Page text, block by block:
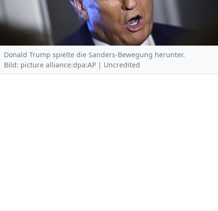
Donald Trump spielte die Sanders-Bewegung herunter.
Bild: picture alliance:dpa:AP | Uncredited